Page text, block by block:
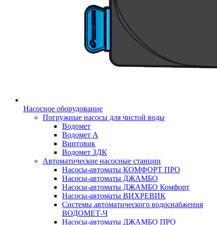
Насосное оборудование
Погружные насосы для чистой воды
Водомет
Водомет А
Винтовик
Водомет 3ДК
Автоматические насосные станции
Насосы-автоматы КОМФОРТ ПРО
Насосы-автоматы ДЖАМБО
Насосы-автоматы ДЖАМБО Комфорт
Насосы-автоматы ВИХРЕВИК
Системы автоматического водоснабжения
ВОДОМЕТ-Ч
Насосы-автоматы ДЖАМБО ПРО